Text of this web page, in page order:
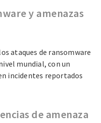
y amenazas
ataques de ransomware
mundial, con un
incidentes reportados
de amenaza